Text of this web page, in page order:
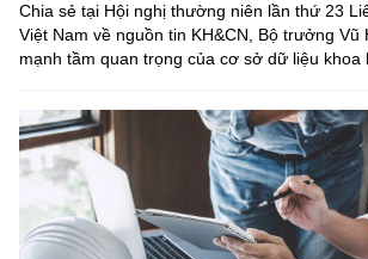
Chia sẻ tại Hội nghị thường niên lần thứ 23
Việt Nam về nguồn tin KH&CN, Bộ trưởng Vũ
mạnh tầm quan trọng của cơ sở dữ liệu khoa